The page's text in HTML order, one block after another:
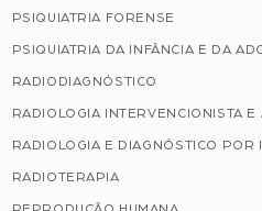
PSIQUIATRIA FORENSE
PSIQUIATRIA DA INFÂNCIA E DA
RADIODIAGNÓSTICO
RADIOLOGIA INTERVENCIONISTA
RADIOLOGIA E DIAGNÓSTICO POR
RADIOTERAPIA